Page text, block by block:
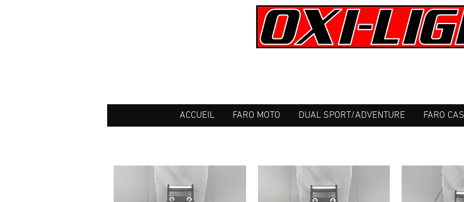
ACCUEIL FARO MOTO DUAL SPORT/ADVENTURE FARO